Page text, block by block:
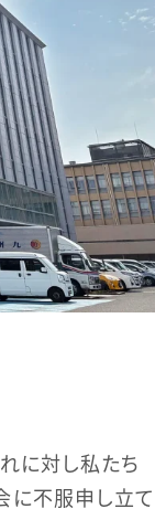
に対し私たち
に不服申し立て